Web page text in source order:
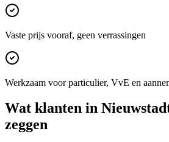
Vaste prijs vooraf, geen verrassingen
Werkzaam voor particulier, VvE en
Wat klanten in
zeggen